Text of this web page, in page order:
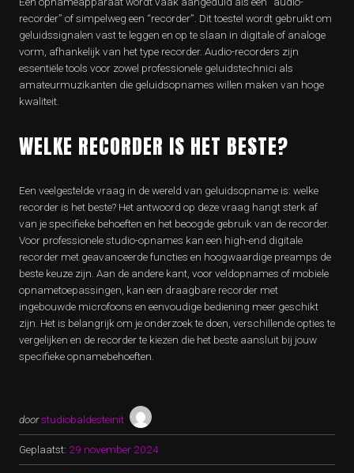
recorder” of simpelweg een “recorder”. Dit toestel wordt gebruikt om
geluidssignalen vast te leggen en op te slaan in digitale of analoge
vorm, afhankelijk van het type recorder. Audio-recorders zijn
essentiële tools voor zowel professionele geluidstechnici als
amateurmuzikanten die geluidsopnames willen maken van hoge
kwaliteit.
WELKE RECORDER IS HET BESTE?
Een veelgestelde vraag in de wereld van geluidsopname is: welke
recorder is het beste? Het antwoord op deze vraag hangt sterk af
van je specifieke behoeften en het beoogde gebruik van de recorder.
Voor professionele studio-opnames kan een high-end digitale
recorder met geavanceerde functies en hoogwaardige preamps de
beste keuze zijn. Aan de andere kant, voor veldopnames of mobiele
opnametoepassingen, kan een draagbare recorder met
ingebouwde microfoons en eenvoudige bediening meer geschikt
zijn. Het is belangrijk om je onderzoek te doen, verschillende opties te
vergelijken en de recorder te kiezen die het beste aansluit bij jouw
specifieke opnamebehoeften.
doorstudiobaldesteinit
Geplaatst: 29 november 2024